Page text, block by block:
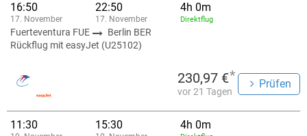
16:50
17. November
22:50
17. November
4h 0m
Direktflug
Fuerteventura FUE
Berlin BER
Rückflug mit easyJet (U25102)
230,97 €*
vor 21 Tagen
Prüfen
11:30 15:30 4h 0m